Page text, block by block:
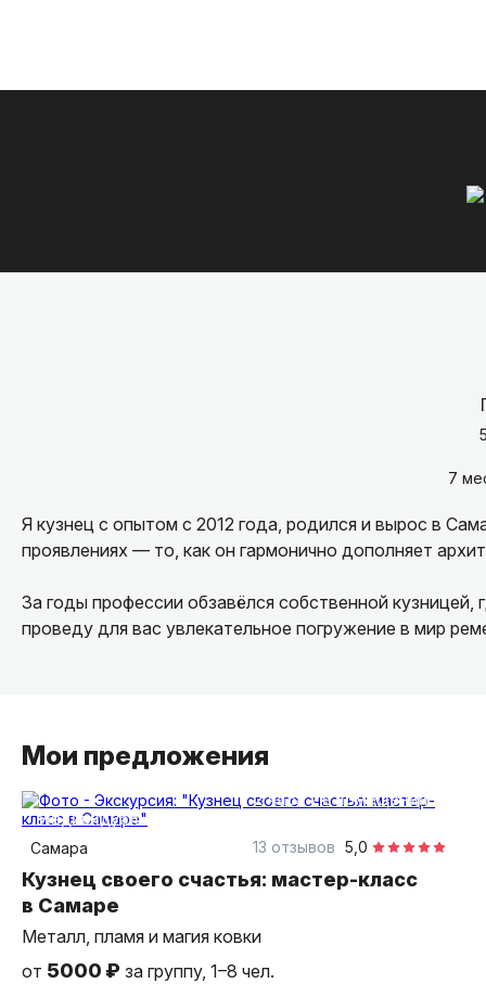
7
Я кузнец с опытом с 2012 года, родился и вырос в
проявлениях — то, как он гармонично дополняет
За годы профессии обзавёлся собственной
проведу для вас увлекательное погружение в мир
Мои предложения
2 часа
в помещении
индивидуальная
Самара
5,0
13 отзывов
Кузнец своего счастья: мастер-класс
в Самаре
Металл, пламя и магия ковки
от 5000 ₽ за группу, 1–8 чел.